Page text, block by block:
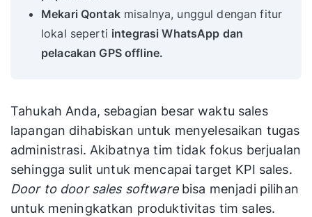
Mekari Qontakmisalnya, unggul dengan fitur
lokal seperti integrasi WhatsApp dan
pelacakan GPS offline.
Tahukah Anda, sebagian besar waktu sales
lapangan dihabiskan untuk menyelesaikan tugas
administrasi. Akibatnya tim tidak fokus berjualan
sehingga sulit untuk mencapai target KPI sales.
Door to door sales software bisa menjadi pilihan
untuk meningkatkan produktivitas tim sales.